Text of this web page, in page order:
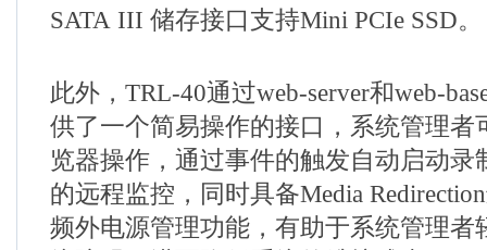
SATA III 储存接口支持Mini PCIe SSD。
此外，TRL-40通过web-server和web-
供了一个简易操作的接口，系统管理者
览器操作，通过事件的触发自动启动录
的远程监控，同时具备Media
频外电源管理功能，有助于系统管理者